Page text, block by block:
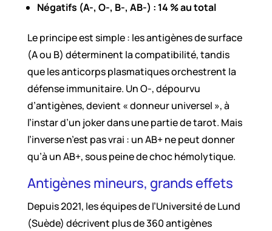
Négatifs (A-, O-, B-, AB-) : 14 % au total
Le principe est simple : les antigènes de surface
(A ou B) déterminent la compatibilité, tandis
que les anticorps plasmatiques orchestrent la
défense immunitaire. Un O-, dépourvu
d’antigènes, devient « donneur universel », à
l’instar d’un joker dans une partie de tarot. Mais
l’inverse n’est pas vrai : un AB+ ne peut donner
qu’à un AB+, sous peine de choc hémolytique.
Antigènes mineurs, grands effets
Depuis 2021, les équipes de l’​Université de Lund
(Suède) décrivent plus de 360 antigènes